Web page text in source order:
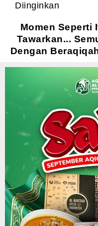
Diinginkan
Momen Seperti
Tawarkan...
Dengan